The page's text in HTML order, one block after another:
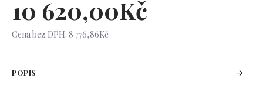
10 620,00Kč
Cena bez DPH: 8 776,86Kč
POPIS